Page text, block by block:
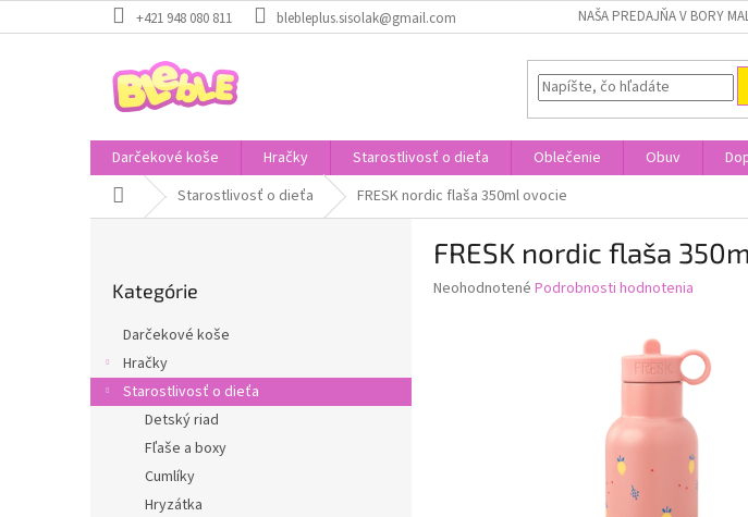
na
+421 948 080 811 blebleplus.sisolak@gmail.com NAŠA PREDAJŇA V BORY
Darčekové koše Hračky Starostlivosť o dieťa Oblečenie Obuv
DomovStarostlivosť o dieťa FRESK nordic flaša 350ml ovocie
a
kategórie
Kategórie
Darčekové koše
Hračky
Starostlivosť o dieťa
Detský riad
Fľaše a boxy
Cumlíky
Hryzátka
FRESK nordic flaša
Priemerné
Neohodnotené Podrobnosti hodnotenia